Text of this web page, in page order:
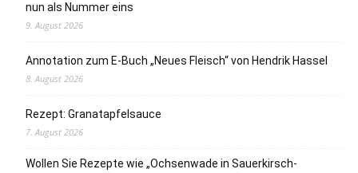
nun als Nummer eins
9. August 2026
Annotation zum E-Buch „Neues Fleisch“ von Hendrik Hassel
8. August 2026
Rezept: Granatapfelsauce
7. August 2026
Wollen Sie Rezepte wie „Ochsenwade in Sauerkirsch-